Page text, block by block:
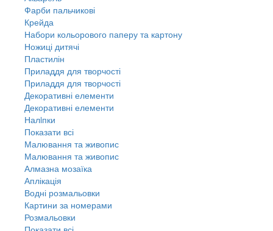
Фарби пальчикові
Крейда
Набори кольорового паперу та картону
Ножиці дитячі
Пластилін
Приладдя для творчості
Приладдя для творчості
Декоративні елементи
Декоративні елементи
Налiпки
Показати всі
Малювання та живопис
Малювання та живопис
Алмазна мозаїка
Аплікація
Водні розмальовки
Картини за номерами
Розмальовки